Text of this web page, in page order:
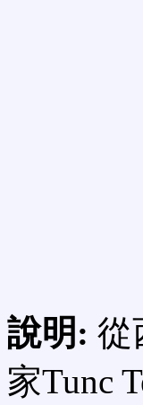
說明: 從
家Tunc